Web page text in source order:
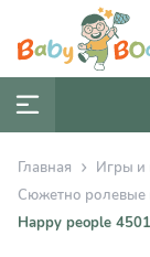
Главная
Игры и
Сюжетно ролевые
Happy people